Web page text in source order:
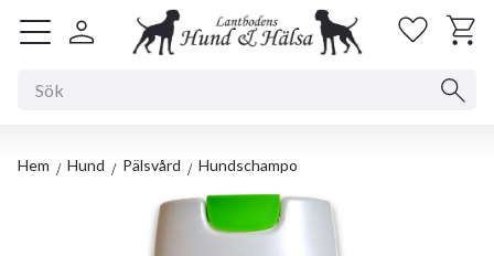
Meny
Hem Hund Pälsvård Hundschampo